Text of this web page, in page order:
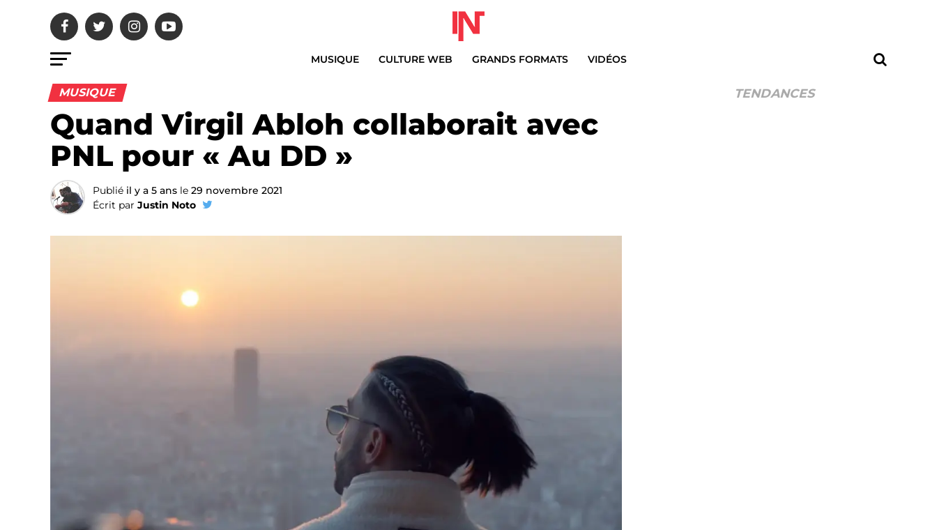
MUSIQUE CULTURE WEB GRANDS FORMATS VIDÉOS
MUSIQUE
Quand Virgil Abloh collaborait avec
PNL pour « Au DD »
Publié il y a 5 ans le 29 novembre 2021
Écrit par Justin Noto
TENDANCES